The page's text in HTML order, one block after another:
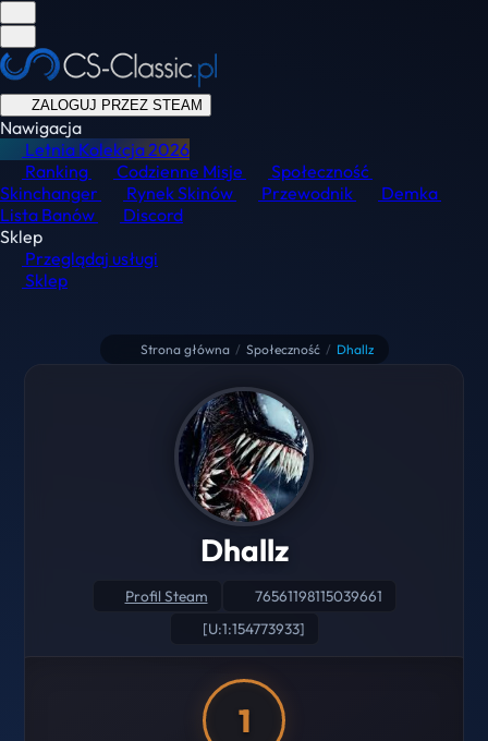
ZALOGUJ PRZEZ STEAM
Nawigacja
Letnia Kolekcja2026
Ranking
Codzienne Misje
Społeczność
Skinchanger
Rynek Skinów Przewodnik
Demka
Lista Banów
Discord
Sklep
Przeglądaj usługi
Sklep
Strona główna / Społeczność / Dhallz
Dhallz
Profil Steam
76561198115039661
[U:1:154773933]
1